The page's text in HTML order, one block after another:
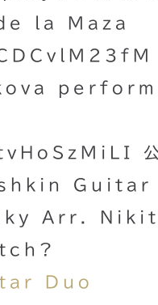
la Maza
Guitar
Arr.
Duo